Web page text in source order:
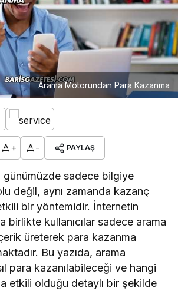
Arama Motorundan Para Kazanma
+ - PAYLAŞ
günümüzde sadece bilgiye
değil, aynı zamanda kazanç
bir yöntemidir. İnternetin
birlikte kullanıcılar sadece arama
üreterek para kazanma
Bu yazıda, arama
para kazanılabileceği ve hangi
etkili olduğu detaylı bir şekilde